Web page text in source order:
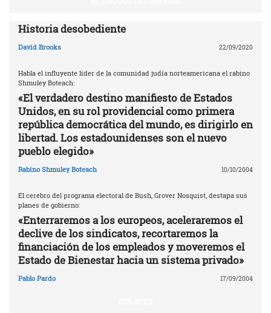
Historia desobediente
David Brooks 22/09/2020
Habla el influyente líder de la comunidad judía norteamericana el rabino
Shmuley Boteach:
«El verdadero destino manifiesto de Estados
Unidos, en su rol providencial como primera
república democrática del mundo, es dirigirlo en
libertad. Los estadounidenses son el nuevo
pueblo elegido»
Rabino Shmuley Boteach 10/10/2004
El cerebro del programa electoral de Bush, Grover Nosquist, destapa sus
planes de gobierno:
«Enterraremos a los europeos, aceleraremos el
declive de los sindicatos, recortaremos la
financiación de los empleados y moveremos el
Estado de Bienestar hacia un sistema privado»
Pablo Pardo 17/09/2004